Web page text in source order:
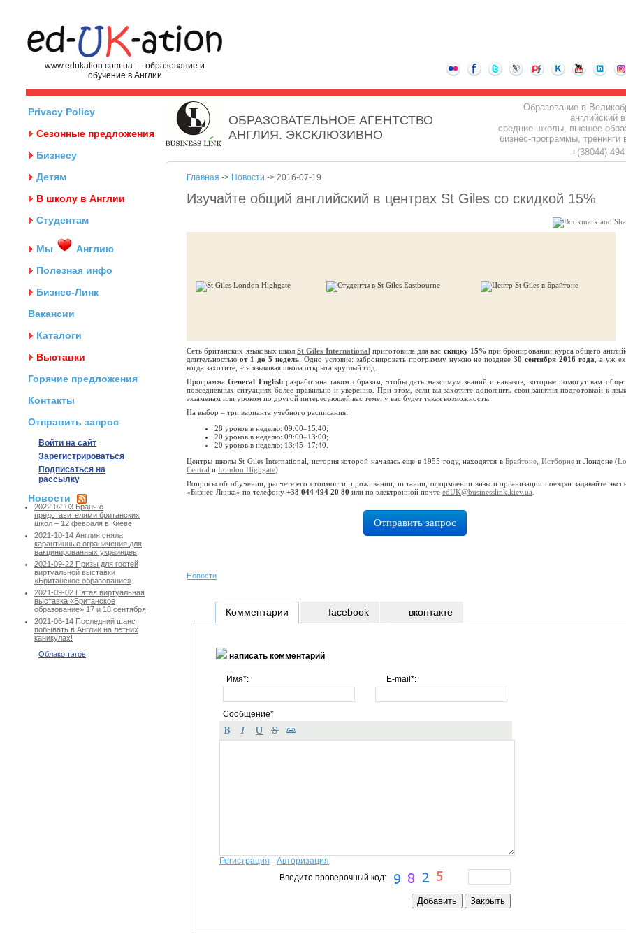
www.edukation.com.ua — образование и
обучение в Англии
Privacy Policy
Сезонные предложения
Бизнесу
Детям
В школу в Англии
Студентам
Мы
Англию
Полезная инфо
Бизнес-Линк
Вакансии
Каталоги
Выставки
Горячие предложения
Контакты
Отправить запрос
Войти на сайт
Зарегистрироваться
Подписаться на
рассылку
Новости
2022-02-03 Бранч с
представителями британских
школ – 12 февраля в Киеве
2021-10-14 Англия сняла
карантинные ограничения для
вакцинированных украинцев
2021-09-22 Призы для гостей
виртуальной выставки
«Британское образование»
2021-09-02 Пятая виртуальная
выставка «Британское
образование» 17 и 18 сентября
2021-06-14 Последний шанс
побывать в Англии на летних
каникулах!
Облако тэгов
ОБРАЗОВАТЕЛЬНОЕ АГЕНТСТВО
АНГЛИЯ. ЭКСКЛЮЗИВНО
Образование в
английский
средние школы, высшее
бизнес-программы, тренинги
+(38044)
Главная -> Новости -> 2016-07-19
Изучайте общий английский в центрах St Giles со скидкой 15%
Сеть британских языковых школ St Giles Internationalприготовила для вас скидку 15% при бронировании курса общего
длительностью от 1 до 5 недель. Одно условие: забронировать программу нужно не позднее30 сентября 2016 года
, а уж
когда захотите, эта языковая школа открыта круглый год.
ПрограммаGeneral Englishразработана таким образом, чтобы дать максимум знаний и навыков, которые помогут вам
повседневных ситуациях более правильно и уверенно. При этом, если вы захотите дополнить свои занятия подготовкой к
экзаменам или уроком по другой интересующей вас теме, у вас будет такая возможность.
На выбор – три варианта учебного расписания:
28 уроков в неделю: 09:00–15:40;
20 уроков в неделю: 09:00–13:00;
20 уроков в неделю: 13:45–17:40.
Центры школы St Giles International, история которой началась еще в 1955 году, находятся в Брайтоне Истборнеи Лондоне (
Central и London Highgate).
Вопросы об обучении, расчете его стоимости, проживании, питании, оформлении визы и организации поездки задавайте
«Бизнес-Линка» по телефону +38 044 494 20 80 или по электронной почте edUK@businesslink.kiev.ua
Отправить запрос
Новости
Комментарии
написать комментарий
Имя*: E-mail*:
Сообщение*
Регистрация
Авторизация
Введите проверочный код:
facebook вконтакте